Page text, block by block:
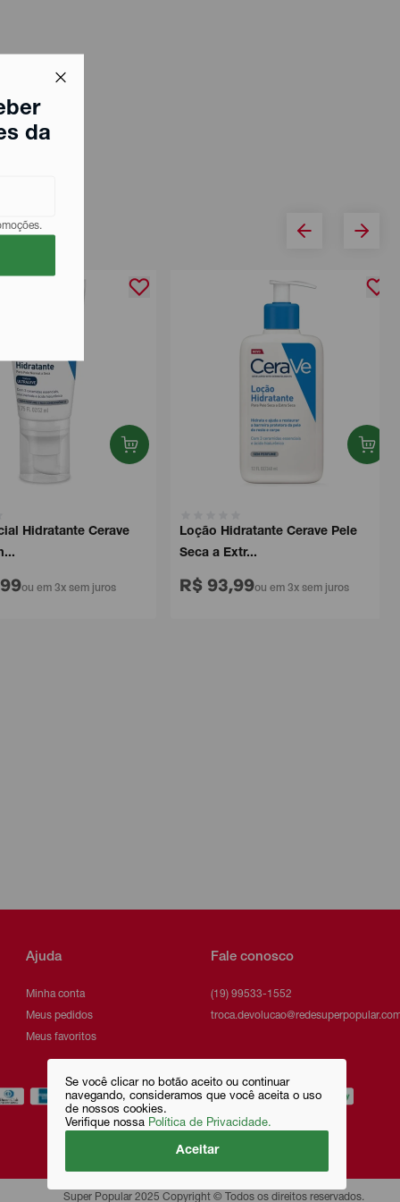
da
Se você clicar no botão aceito ou continuar
navegando, consideramos que você aceita o uso
de nossos cookies.
Verifique nossa Política de Privacidade.
Aceitar
Hidratante Cerave
ou em 3x sem juros
Loção Hidratante Cerave Pele
Seca a Extr...
R$ 93,99ou em 3x sem juros
Ajuda
Minha conta
Meus pedidos
Meus favoritos
Fale conosco
(19) 99533-1552
Super Popular 2025 Copyright © Todos os direitos reservados.